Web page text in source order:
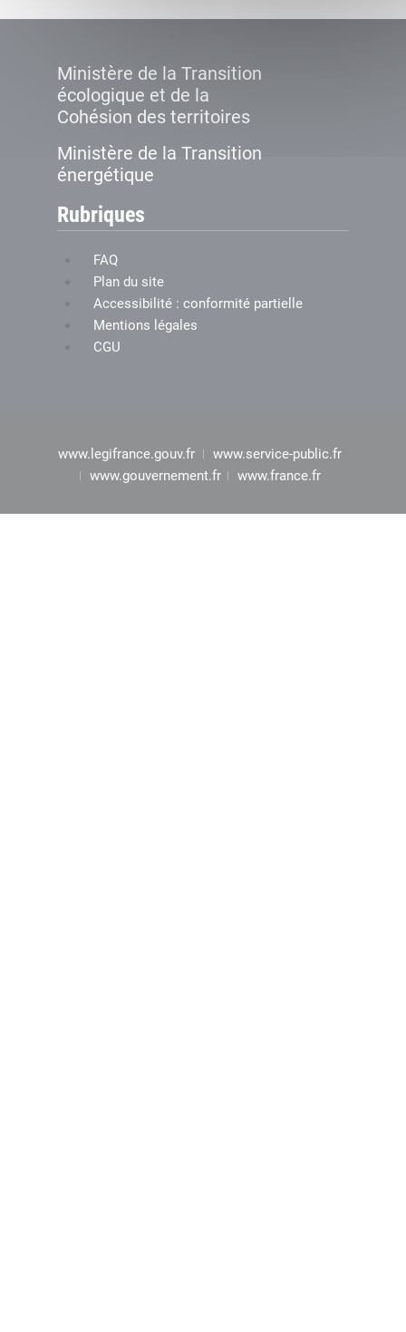
Ministère de la Transition
écologique et de la
Cohésion des territoires
Ministère de la Transition
énergétique
Rubriques
FAQ
Plan du site
Accessibilité : conformité partielle
Mentions légales
CGU
www.legifrance.gouv.fr
www.service-public.fr
www.gouvernement.fr
www.france.fr